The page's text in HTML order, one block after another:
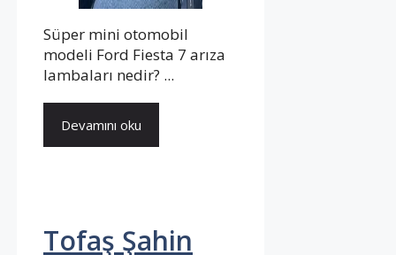
Süper mini otomobil
modeli Ford Fiesta 7 arıza
lambaları nedir? ...
Devamını oku
Tofaş Şahin